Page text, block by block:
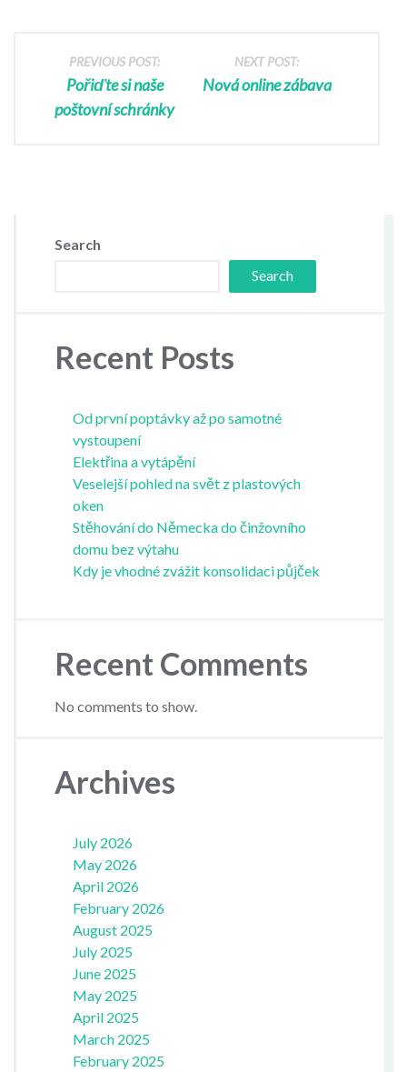
PREVIOUS POST:
Pořiďte si naše
poštovní schránky
NEXT POST:
Nová online zábava
Search
Search
Recent Posts
Od první poptávky až po samotné
vystoupení
Elektřina a vytápění
Veselejší pohled na svět z plastových
oken
Stěhování do Německa do činžovního
domu bez výtahu
Kdy je vhodné zvážit konsolidaci půjček
Recent Comments
No comments to show.
Archives
July 2026
May 2026
April 2026
February 2026
August 2025
July 2025
June 2025
May 2025
April 2025
March 2025
February 2025